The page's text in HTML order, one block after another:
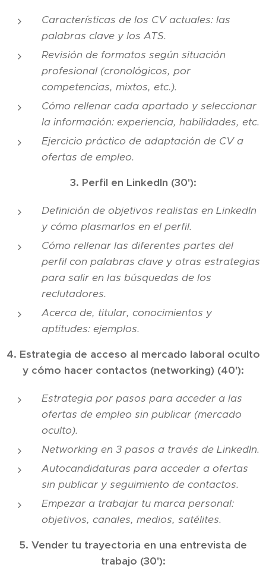
Características de los CV actuales: las
palabras clave y los ATS.
Revisión de formatos según situación
profesional (cronológicos, por
competencias, mixtos, etc.).
Cómo rellenar cada apartado y seleccionar
la información: experiencia, habilidades, etc.
Ejercicio práctico de adaptación de CV a
ofertas de empleo.
3. Perfil en LinkedIn (30'):
Definición de objetivos realistas en LinkedIn
y cómo plasmarlos en el perfil.
Cómo rellenar las diferentes partes del
perfil con palabras clave y otras estrategias
para salir en las búsquedas de los
reclutadores.
Acerca de, titular, conocimientos y
aptitudes: ejemplos.
4. Estrategia de acceso al mercado laboral oculto
y cómo hacer contactos (networking) (40'):
Estrategia por pasos para acceder a las
ofertas de empleo sin publicar (mercado
oculto).
Networking en 3 pasos a través de LinkedIn.
Autocandidaturas para acceder a ofertas
sin publicar y seguimiento de contactos.
Empezar a trabajar tu marca personal:
objetivos, canales, medios, satélites.
5. Vender tu trayectoria en una entrevista de
trabajo (30'):